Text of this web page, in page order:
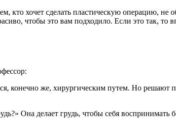
кто хочет сделать пластическую операцию,
чтобы это вам подходило. Если это так, то
конечно же, хирургическим путем. Но решают
Она делает грудь, чтобы себя